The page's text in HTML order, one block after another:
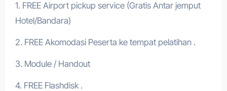
1. FREE Airport pickup service (Gratis Antar jemput
Hotel/Bandara)
2. FREE Akomodasi Peserta ke tempat pelatihan .
3. Module / Handout
4. FREE Flashdisk .